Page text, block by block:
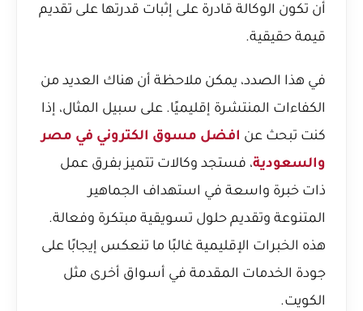
أن تكون الوكالة قادرة على إثبات قدرتها على تقديم
قيمة حقيقية.
في هذا الصدد، يمكن ملاحظة أن هناك العديد من
الكفاءات المنتشرة إقليميًا. على سبيل المثال، إذا
كنت تبحث عن افضل مسوق الكتروني في مصر
والسعودية، فستجد وكالات تتميز بفرق عمل
ذات خبرة واسعة في استهداف الجماهير
المتنوعة وتقديم حلول تسويقية مبتكرة وفعالة.
هذه الخبرات الإقليمية غالبًا ما تنعكس إيجابًا على
جودة الخدمات المقدمة في أسواق أخرى مثل
الكويت.